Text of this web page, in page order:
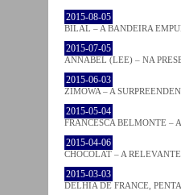
2015-08-05
BILAL – A BANDEIRA
2015-07-05
ANNABEL (LEE) – NA
2015-06-03
ZIMOWA – A
2015-05-04
FRANCESCA BELMONTE –
2015-04-06
CHOCOLAT – A
2015-03-03
DELHIA DE FRANCE,